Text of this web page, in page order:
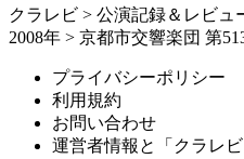
クラレビ > 公演記録＆レビュ
2008年 > 京都市交響楽団 第
プライバシーポリシー
利用規約
お問い合わせ
運営者情報と「クラレ